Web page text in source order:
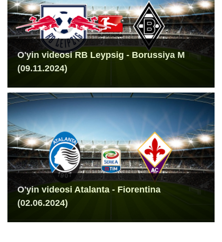
O'yin videosi RB Leypsig - Borussiya M
(09.11.2024)
O'yin videosi Atalanta - Fiorentina
(02.06.2024)